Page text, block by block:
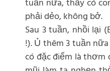
tuần nữa, thấy có
phải dẻo, không bở.
Sau 3 tuần, nhồi lại
!). Ủ thêm 3 tuần
có đặc điểm là thơm